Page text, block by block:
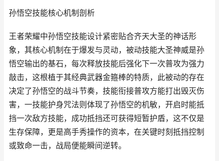
孙悟空技能核心机制剖析
王者荣耀中孙悟空技能设计紧密贴合齐天大圣的神话形
象，其核心机制在于爆发与灵动，被动技能大圣神威是孙
悟空输出的基石，每次释放技能后强化下一次普攻为强力
敲击，这根植于其经典武器金箍棒的特质，此被动的存在
决定了孙悟空的战斗节奏，技能衔接普攻方能打出毁灭伤
害，一技能护身咒法则体现了孙悟空的机敏，开启时能抵
挡一次敌方技能，成功抵挡还可获得短暂护盾，这不仅是
生存保障，更是高手秀操作的资本，在关键时刻抵挡控制
或致命一击，战局便能瞬间逆转。